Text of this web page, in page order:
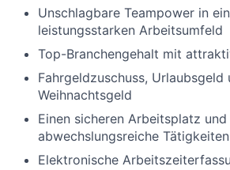
Unschlagbare Teampower in
leistungsstarken Arbeitsumfeld
Top-Branchengehalt mit
Fahrgeldzuschuss, Urlaubsgeld
Weihnachtsgeld
Einen sicheren Arbeitsplatz und
abwechslungsreiche Tätigkeiten
Elektronische